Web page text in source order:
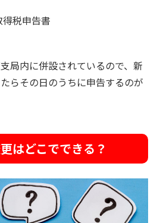
税申告書
局内に併設されているので、新
らその日のうちに申告するのが
はどこでできる？